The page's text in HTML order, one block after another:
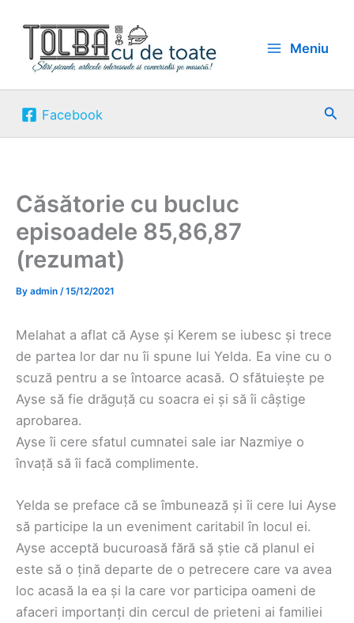
content
Meniu
Facebook
Căsătorie cu bucluc
episoadele 85,86,87
(rezumat)
By admin /15/12/2021
Melahat a aflat că Ayse și Kerem se iubesc și trece
de partea lor dar nu îi spune lui Yelda. Ea vine cu o
scuză pentru a se întoarce acasă. O sfătuiește pe
Ayse să fie drăguță cu soacra ei și să îi câștige
aprobarea.
Ayse îi cere sfatul cumnatei sale iar Nazmiye o
învață să îi facă complimente.
Yelda se preface că se îmbunează și îi cere lui Ayse
să participe la un eveniment caritabil în locul ei.
Ayse acceptă bucuroasă fără să știe că planul ei
este să o țină departe de o petrecere care va avea
loc acasă la ea și la care vor participa oameni de
afaceri importanți din cercul de prieteni ai familiei